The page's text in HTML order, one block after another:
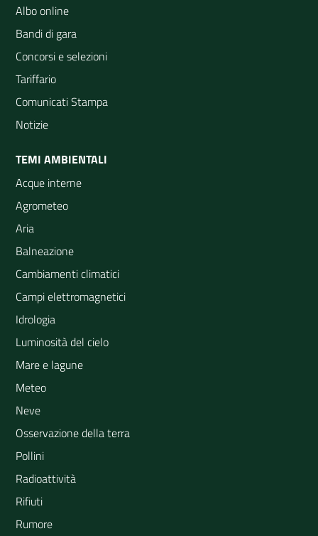
Albo online
Bandi di gara
Concorsi e selezioni
Tariffario
Comunicati Stampa
Notizie
TEMI AMBIENTALI
Acque interne
Agrometeo
Aria
Balneazione
Cambiamenti climatici
Campi elettromagnetici
Idrologia
Luminosità del cielo
Mare e lagune
Meteo
Neve
Osservazione della terra
Pollini
Radioattività
Rifiuti
Rumore